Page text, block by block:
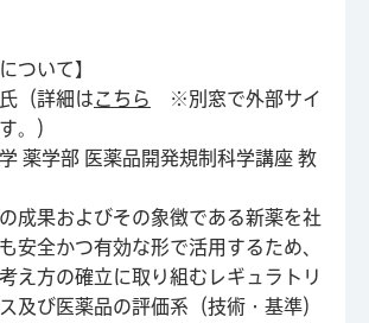
ついて】
（詳細はこちら
※別窓で外部サイ
。）
薬学部 医薬品開発規制科学講座 教
成果およびその象徴である新薬を社
安全かつ有効な形で活用するため、
え方の確立に取り組むレギュラトリ
及び医薬品の評価系（技術・基準）